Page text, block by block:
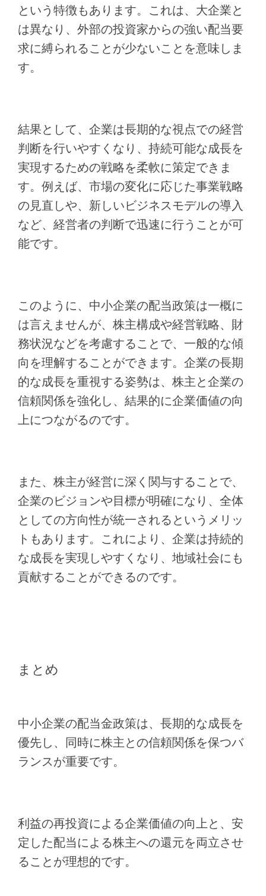
という特徴もあります。これは、大企業と
は異なり、外部の投資家からの強い配当要
求に縛られることが少ないことを意味しま
す。
結果として、企業は長期的な視点での経営
判断を行いやすくなり、持続可能な成長を
実現するための戦略を柔軟に策定できま
す。例えば、市場の変化に応じた事業戦略
の見直しや、新しいビジネスモデルの導入
など、経営者の判断で迅速に行うことが可
能です。
このように、中小企業の配当政策は一概に
は言えませんが、株主構成や経営戦略、財
務状況などを考慮することで、一般的な傾
向を理解することができます。企業の長期
的な成長を重視する姿勢は、株主と企業の
信頼関係を強化し、結果的に企業価値の向
上につながるのです。
また、株主が経営に深く関与することで、
企業のビジョンや目標が明確になり、全体
としての方向性が統一されるというメリッ
トもあります。これにより、企業は持続的
な成長を実現しやすくなり、地域社会にも
貢献することができるのです。
まとめ
中小企業の配当金政策は、長期的な成長を
優先し、同時に株主との信頼関係を保つバ
ランスが重要です。
利益の再投資による企業価値の向上と、安
定した配当による株主への還元を両立させ
ることが理想的です。